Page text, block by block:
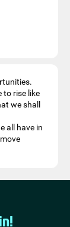
to rise like
we shall
all have in